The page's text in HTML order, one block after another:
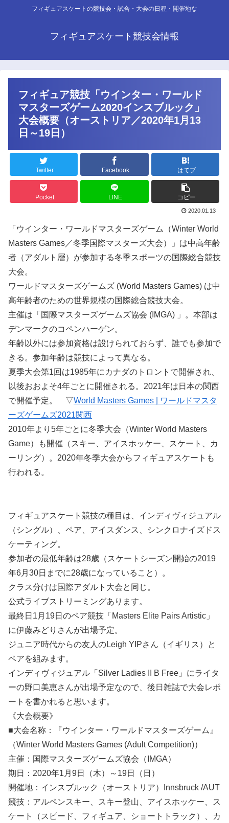
フィギュアスケートの競技会・試合・大会の日程・開催地な
フィギュアスケート競技会情報
フィギュア競技「ウインター・ワールド
マスターズゲーム2020インスブルック」
大会概要（オーストリア／2020年1月13
日～19日）
Twitter Facebook はてブ
Pocket LINE コピー
2020.01.13
「ウインター・ワールドマスターズゲーム（Winter World
Masters Games／冬季国際マスターズ大会）」は中高年齢
者（アダルト層）が参加する冬季スポーツの国際総合競技
大会。
ワールドマスターズゲームズ (World Masters Games) は中
高年齢者のための世界規模の国際総合競技大会。
主催は「国際マスターズゲームズ協会 (IMGA) 」。本部は
デンマークのコペンハーゲン。
年齢以外には参加資格は設けられておらず、誰でも参加で
きる。参加年齢は競技によって異なる。
夏季大会第1回は1985年にカナダのトロントで開催され、
以後おおよそ4年ごとに開催される。2021年は日本の関西
で開催予定。 ▽World Masters Games | ワールドマスタ
ーズゲームズ2021関西
2010年より5年ごとに冬季大会（Winter World Masters
Game）も開催（スキー、アイスホッケー、スケート、カ
ーリング）。2020年冬季大会からフィギュアスケートも
行われる。
フィギュアスケート競技の種目は、インディヴィジュアル
（シングル）、ペア、アイスダンス、シンクロナイズドス
ケーティング。
参加者の最低年齢は28歳（スケートシーズン開始の2019
年6月30日までに28歳になっていること）。
クラス分けは国際アダルト大会と同じ。
公式ライブストリーミングあります。
最終日1月19日のペア競技「Masters Elite Pairs Artistic」
に伊藤みどりさんが出場予定。
ジュニア時代からの友人のLeigh YIPさん（イギリス）と
ペアを組みます。
インディヴィジュアル「Silver Ladies II B Free」にライタ
ーの野口美恵さんが出場予定なので、後日雑誌で大会レポ
ートを書かれると思います。
《大会概要》
■大会名称：『ウインター・ワールドマスターズゲーム』
（Winter World Masters Games (Adult Competition)）
主催：国際マスターズゲームズ協会（IMGA）
期日：2020年1月9日（木）～19日（日）
開催地：インスブルック（オーストリア）Innsbruck /AUT
競技：アルペンスキー、スキー登山、アイスホッケー、ス
ケート（スピード、フィギュア、ショートトラック）、カ